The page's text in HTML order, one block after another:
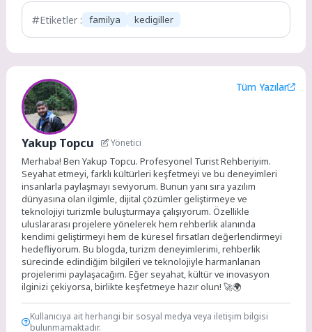
Etiketler : familya kedigiller
Yakup Topcu Yönetici
Tüm Yazılar
Merhaba! Ben Yakup Topcu. Profesyonel Turist Rehberiyim.
Seyahat etmeyi, farklı kültürleri keşfetmeyi ve bu deneyimleri
insanlarla paylaşmayı seviyorum. Bunun yanı sıra yazılım
dünyasına olan ilgimle, dijital çözümler geliştirmeye ve
teknolojiyi turizmle buluşturmaya çalışıyorum. Özellikle
uluslararası projelere yönelerek hem rehberlik alanında
kendimi geliştirmeyi hem de küresel fırsatları değerlendirmeyi
hedefliyorum. Bu blogda, turizm deneyimlerimi, rehberlik
sürecinde edindiğim bilgileri ve teknolojiyle harmanlanan
projelerimi paylaşacağım. Eğer seyahat, kültür ve inovasyon
ilginizi çekiyorsa, birlikte keşfetmeye hazır olun! 🚀🌍
Kullanıcıya ait herhangi bir sosyal medya veya iletişim bilgisi
bulunmamaktadır.